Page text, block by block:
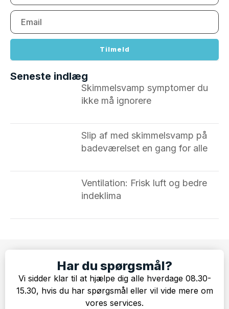
Tilmeld
Seneste indlæg
Skimmelsvamp symptomer du
ikke må ignorere ​
Slip af med skimmelsvamp på
badeværelset en gang for alle
Ventilation: Frisk luft og bedre
indeklima
Har du spørgsmål?
Vi sidder klar til at hjælpe dig alle hverdage 08.30-
15.30, hvis du har spørgsmål eller vil vide mere om
vores services.